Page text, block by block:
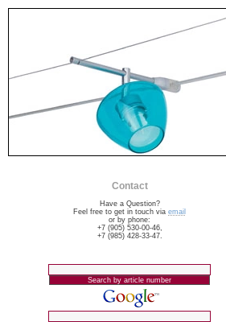
Contact
Have a Question?
Feel free to get in touch via email
or by phone:
+7 (905) 530-00-46,
+7 (985) 428-33-47.